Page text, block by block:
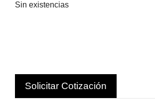
Sin existencias
Solicitar Cotización